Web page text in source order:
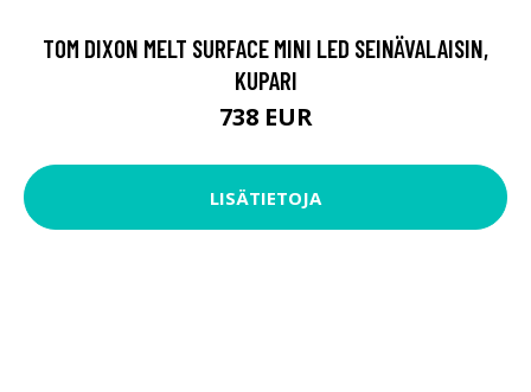
TOM DIXON MELT SURFACE MINI LED SEINÄVALAISIN,
KUPARI
738 EUR
LISÄTIETOJA